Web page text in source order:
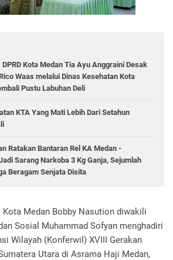
Kota Medan Tia Ayu Anggraini Desak
Waas melalui Dinas Kesehatan Kota
Pustu Labuhan Deli
KTA Yang Mati Lebih Dari Setahun
Ratakan Bantaran Rel KA Medan -
Sarang Narkoba 3 Kg Ganja, Sejumlah
Beragam Senjata Disita
Kota Medan Bobby Nasution diwakili
Sosial Muhammad Sofyan menghadiri
Wilayah (Konferwil) XVIII Gerakan
Utara di Asrama Haji Medan,